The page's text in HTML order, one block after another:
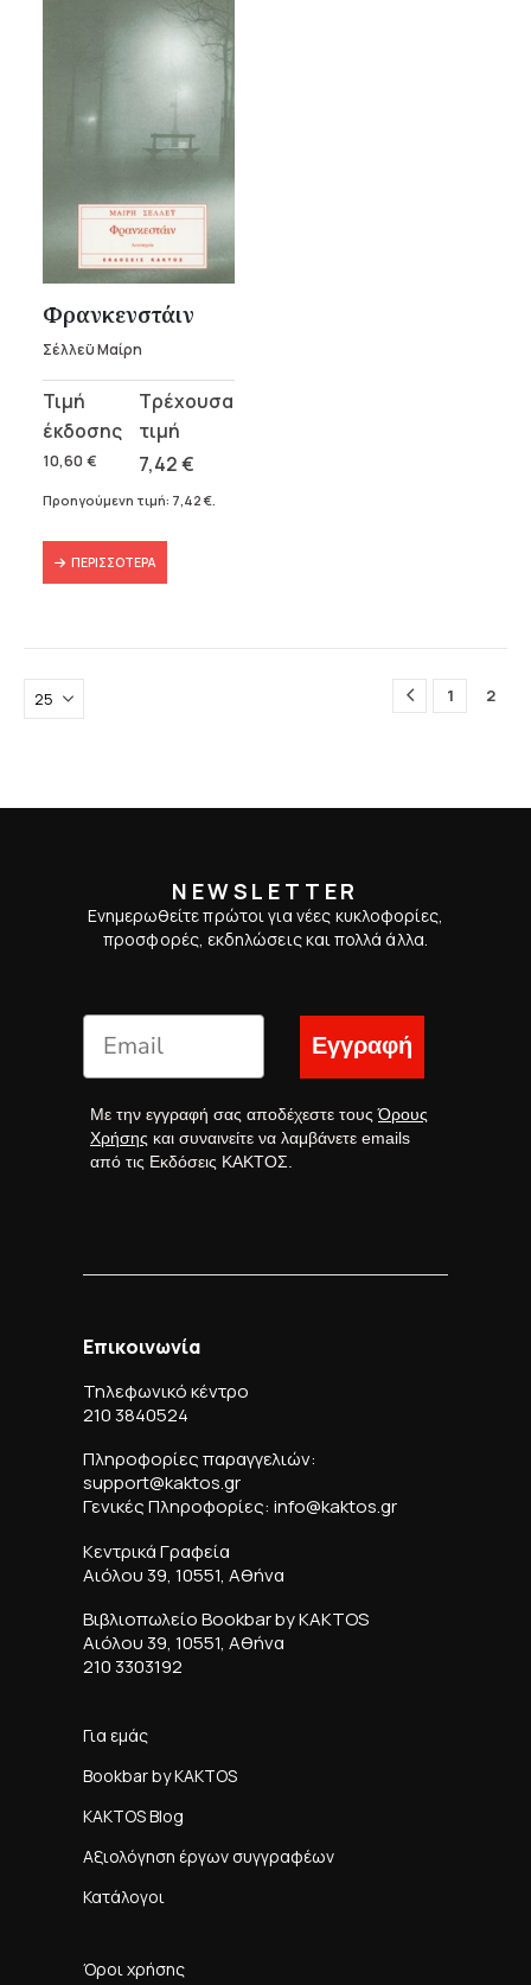
Φρανκενστάιν
Σέλλεϋ Μαίρη
10,60 €
Original
price
was:
10,60 €.
7,42€
Η
τρέχουσα
τιμή
είναι:
Προηγούμενη τιμή: 7,42 €.
ΠΕΡΙΣΣΌΤΕΡΑ
1 2
NEWSLETTER
Ενημερωθείτε πρώτοι για νέες κυκλοφορίες,
προσφορές, εκδηλώσεις και πολλά άλλα.
Εγγραφή
Με την εγγραφή σας αποδέχεστε τουςΌρους
Χρήσης και συναινείτε να λαμβάνετε emails
από τις Εκδόσεις ΚΑΚΤΟΣ.
Επικοινωνία
Τηλεφωνικό κέντρο
210 3840524
Πληροφορίες παραγγελιών:
support@kaktos.gr
Γενικές Πληροφορίες: info@kaktos.gr
Κεντρικά Γραφεία
Αιόλου 39, 10551, Αθήνα
Βιβλιοπωλείο Bookbar by KAKTOS
Αιόλου 39, 10551, Αθήνα
210 3303192
Για εμάς
Bookbar by KAKTOS
KAKTOS Blog
Αξιολόγηση έργων συγγραφέων
Κατάλογοι
Όροι χρήσης